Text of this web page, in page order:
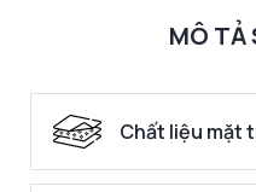
MÔ TẢ
Chất liệu mặt